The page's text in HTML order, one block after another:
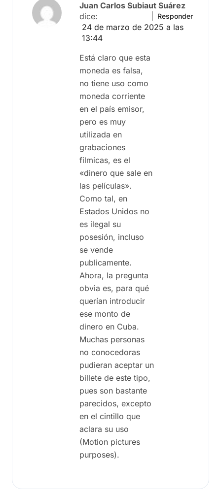
Juan Carlos Subiaut Suárez
dice:
24 de marzo de 2025 a las
13:44
Está claro que esta
moneda es falsa,
no tiene uso como
moneda corriente
en el país emisor,
pero es muy
utilizada en
grabaciones
filmicas, es el
«dinero que sale en
las películas».
Como tal, en
Estados Unidos no
es ilegal su
posesión, incluso
se vende
publicamente.
Ahora, la pregunta
obvia es, para qué
querían introducir
ese monto de
dinero en Cuba.
Muchas personas
no conocedoras
pudieran aceptar un
billete de este tipo,
pues son bastante
parecidos, excepto
en el cintillo que
aclara su uso
(Motion pictures
purposes).
Responder